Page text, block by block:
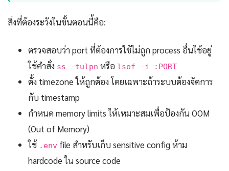
สิ่งที่ต้องระวังในขั้นตอนนี้คือ:
ตรวจสอบว่า port ที่ต้องการใช้ไม่ถูก process อื่นใช้อยู่
ใช้คำสั่ง ss -tulpn หรือ lsof -i :PORT
ตั้ง timezone ให้ถูกต้อง โดยเฉพาะถ้าระบบต้องจัดการ
กับ timestamp
กำหนด memory limits ให้เหมาะสมเพื่อป้องกัน OOM
(Out of Memory)
ใช้ .env file สำหรับเก็บ sensitive config ห้าม
hardcode ใน source code